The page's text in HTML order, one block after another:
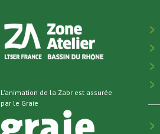
L'animation de la Zabr est assurée
par le Graie
>
>
>
>
>